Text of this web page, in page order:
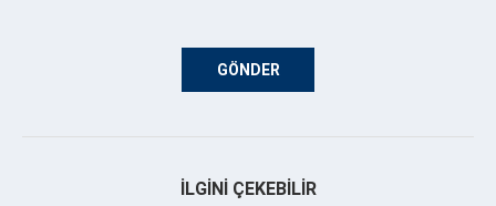
İLGINI ÇEKEBILIR